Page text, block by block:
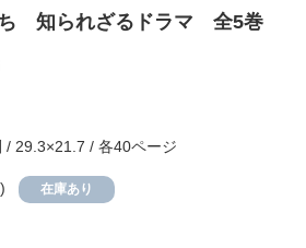
ち 知られざるドラマ 全5巻
/ 29.3×21.7 / 各40ページ
在庫あり